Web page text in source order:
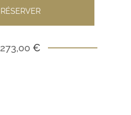
RÉSERVER
273,00 €